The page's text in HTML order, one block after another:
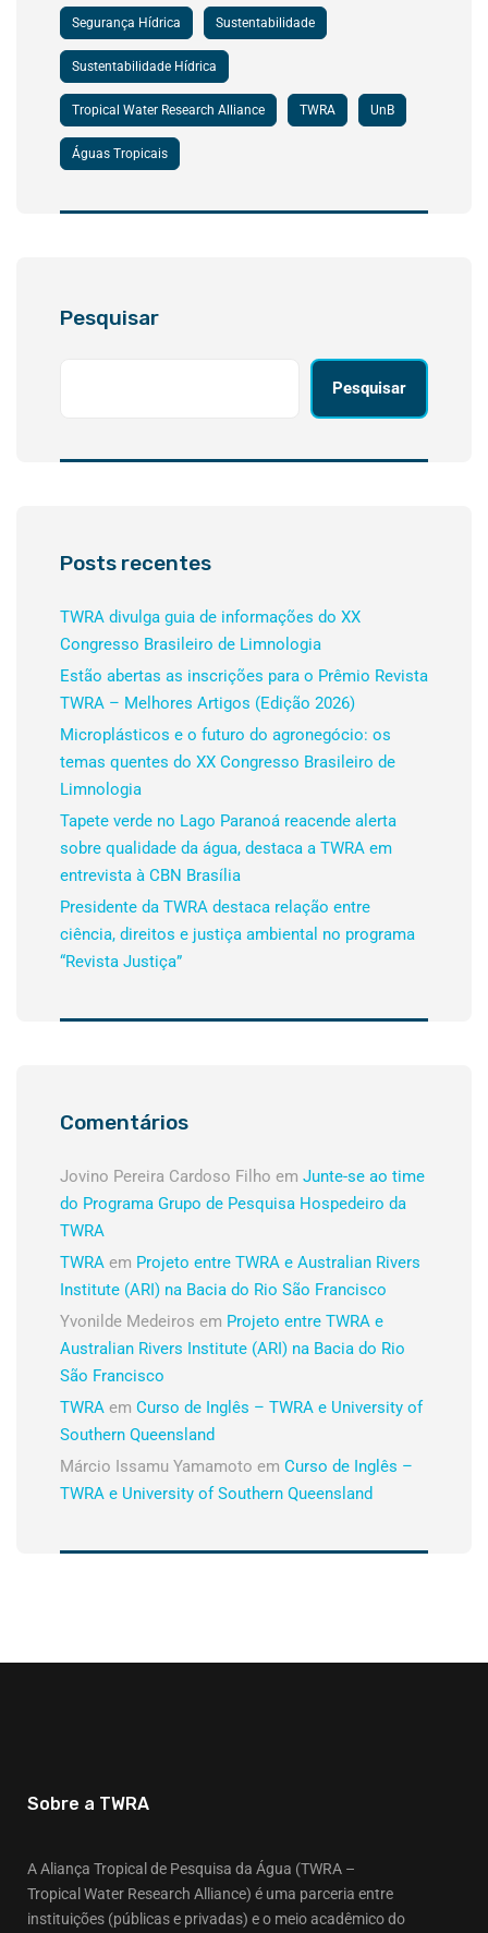
Segurança Hídrica Sustentabilidade
Sustentabilidade Hídrica
Tropical Water Research Alliance TWRA UnB
Águas Tropicais
Pesquisar
Pesquisar
Posts recentes
TWRA divulga guia de informações do XX
Congresso Brasileiro de Limnologia
Estão abertas as inscrições para o Prêmio Revista
TWRA – Melhores Artigos (Edição 2026)
Microplásticos e o futuro do agronegócio: os
temas quentes do XX Congresso Brasileiro de
Limnologia
Tapete verde no Lago Paranoá reacende alerta
sobre qualidade da água, destaca a TWRA em
entrevista à CBN Brasília
Presidente da TWRA destaca relação entre
ciência, direitos e justiça ambiental no programa
“Revista Justiça”
Comentários
Jovino Pereira Cardoso Filho em Junte-se ao time
do Programa Grupo de Pesquisa Hospedeiro da
TWRA
TWRA em Projeto entre TWRA e Australian Rivers
Institute (ARI) na Bacia do Rio São Francisco
Yvonilde Medeiros em Projeto entre TWRA e
Australian Rivers Institute (ARI) na Bacia do Rio
São Francisco
TWRA em Curso de Inglês – TWRA e University of
Southern Queensland
Márcio Issamu Yamamoto em Curso de Inglês –
TWRA e University of Southern Queensland
Sobre a TWRA
A Aliança Tropical de Pesquisa da Água (TWRA –
Tropical Water Research Alliance) é uma parceria entre
instituições (públicas e privadas) e o meio acadêmico do